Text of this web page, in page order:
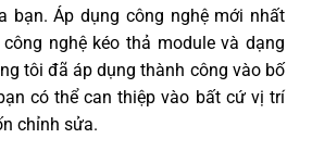
bạn. Áp dụng công nghệ mới nhất
nghệ kéo thả module và dạng
tôi đã áp dụng thành công vào bố
có thể can thiệp vào bất cứ vị trí
chỉnh sửa.